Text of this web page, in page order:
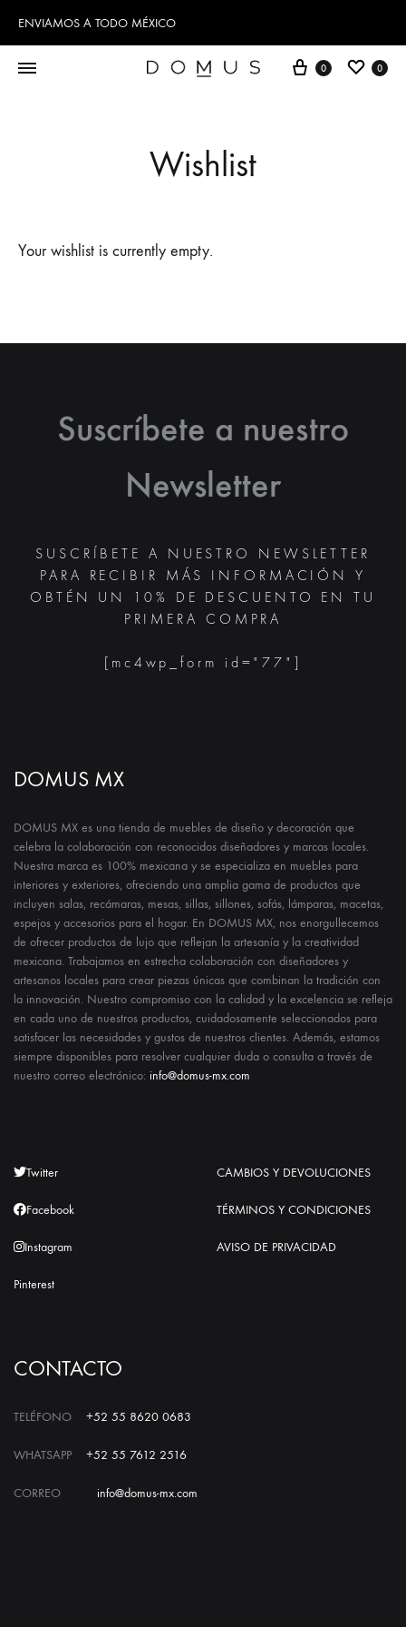
ENVIAMOS A TODO MÉXICO
Cart
0 0
Wishlist
Your wishlist is currently empty.
Suscríbete a nuestro
Newsletter
SUSCRÍBETE A NUESTRO NEWSLETTER
PARA RECIBIR MÁS INFORMACIÓN Y
OBTÉN UN 10% DE DESCUENTO EN TU
PRIMERA COMPRA
[mc4wp_form id="77"]
DOMUS MX
DOMUS MX es una tienda de muebles de diseño y decoración que
celebra la colaboración con reconocidos diseñadores y marcas locales.
Nuestra marca es 100% mexicana y se especializa en muebles para
interiores y exteriores, ofreciendo una amplia gama de productos que
incluyen salas, recámaras, mesas, sillas, sillones, sofás, lámparas, macetas,
espejos y accesorios para el hogar. En DOMUS MX, nos enorgullecemos
de ofrecer productos de lujo que reflejan la artesanía y la creatividad
mexicana. Trabajamos en estrecha colaboración con diseñadores y
artesanos locales para crear piezas únicas que combinan la tradición con
la innovación. Nuestro compromiso con la calidad y la excelencia se refleja
en cada uno de nuestros productos, cuidadosamente seleccionados para
satisfacer las necesidades y gustos de nuestros clientes. Además, estamos
siempre disponibles para resolver cualquier duda o consulta a través de
nuestro correo electrónico: info@domus-mx.com
Twitter
Facebook
Instagram
Pinterest
CAMBIOS Y DEVOLUCIONES
TÉRMINOS Y CONDICIONES
AVISO DE PRIVACIDAD
CONTACTO
TELÉFONO +52 55 8620 0683
WHATSAPP +52 55 7612 2516
CORREO info@domus-mx.com